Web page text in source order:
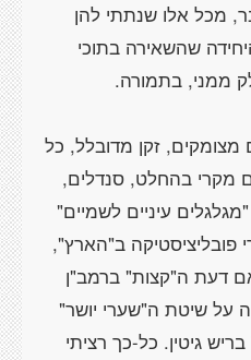
מכל אלו שנתתי להן
שהשאירה בתוכי
מצומקים, זקן מדובלל, כל
מקרי בהחלט, סנדלים,
עיניים לשמיים"
פובליציסטיקה ב"הארץ",
דעת ה"קצות" ברמב"ן
על שיטת ה"שערי יושר"
גיטין. כל-כך רציתי